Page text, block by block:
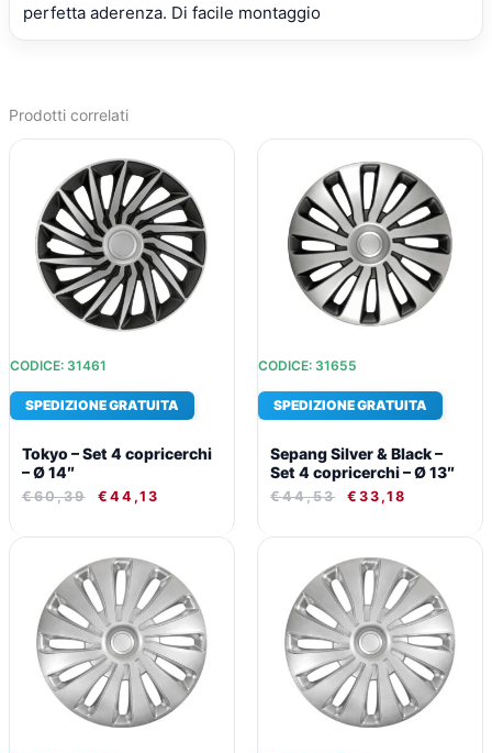
perfetta aderenza. Di facile montaggio
Prodotti correlati
CODICE: 31461
SPEDIZIONE GRATUITA
Tokyo – Set 4 copricerchi
– Ø 14″
€60,39
PREZZO
ORIGINALE
ERA:
€60,39.
€ 44,13
PREZZO
ATTUALE
È:
€44,13.
CODICE: 31655
SPEDIZIONE GRATUITA
Sepang Silver & Black –
Set 4 copricerchi – Ø 13″
€44,53
PREZZO
ORIGINALE
ERA:
€44,53.
€ 33,18
ATTUALE
È:
€33,18.
PREZZO
ORIGINALE
ERA:
€61,37.
PREZZO
ATTUALE
È:
€44,80.
PREZZO
ORIGINALE
ERA:
€73,57.
PREZZO
ATTUALE
È:
€53,22.